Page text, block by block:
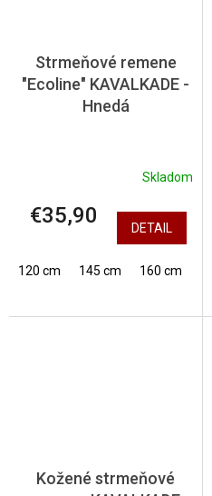
Strmeňové remene
"Ecoline" KAVALKADE -
Hnedá
Skladom
€35,90 DETAIL
120 cm 145 cm 160 cm
Kožené strmeňové